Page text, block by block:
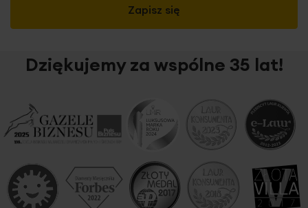
Zapisz się
Dziękujemy za wspólne 35 lat!